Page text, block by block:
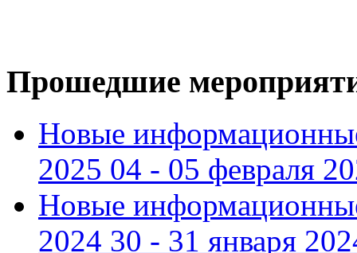
Прошедшие
Новые
2025 04 - 05 февраля
Новые
2024 30 - 31 января